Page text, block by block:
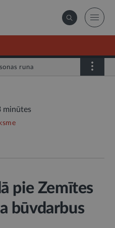
runa
minūtes
pie Zemītes
būvdarbus